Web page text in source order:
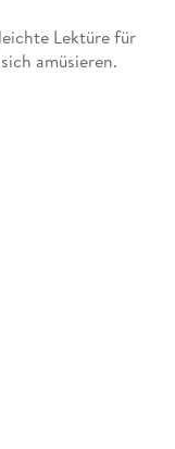
Lektüre für
amüsieren.